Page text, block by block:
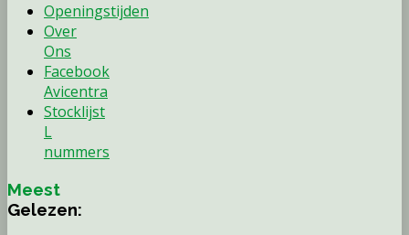
Openingstijden
Over
Ons
Facebook
Avicentra
Stocklijst
L
nummers
Meest
Gelezen: